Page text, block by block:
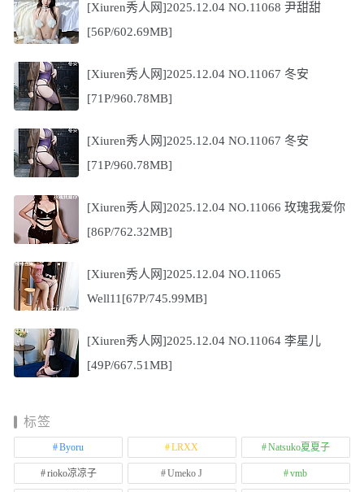
[Xiuren秀人网]2025.12.04 NO.11068 尹甜甜
[56P/602.69MB]
[Xiuren秀人网]2025.12.04 NO.11067 冬安
[71P/960.78MB]
[Xiuren秀人网]2025.12.04 NO.11067 冬安
[71P/960.78MB]
[Xiuren秀人网]2025.12.04 NO.11066 玫瑰我爱你
[86P/762.32MB]
[Xiuren秀人网]2025.12.04 NO.11065
Well11[67P/745.99MB]
[Xiuren秀人网]2025.12.04 NO.11064 李星儿
[49P/667.51MB]
标签
Byoru LRXX Natsuko夏夏子
rioko凉凉子 Umeko J vmb